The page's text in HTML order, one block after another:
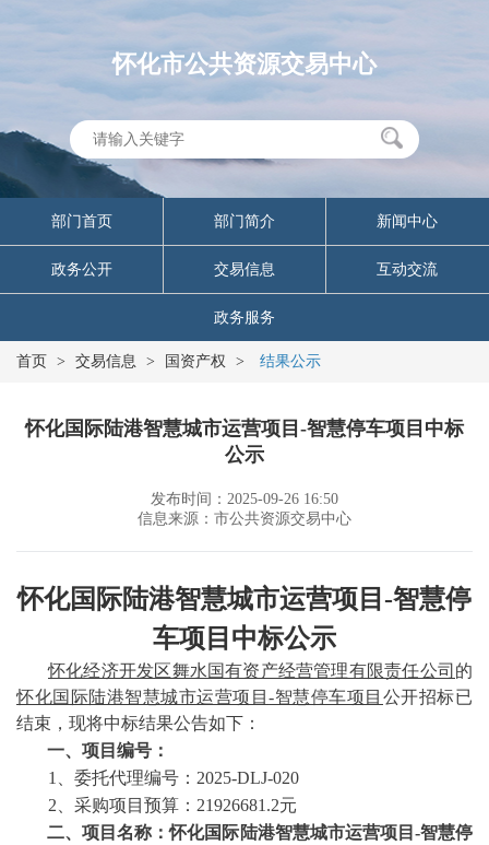
怀化市公共资源交易中心
部门首页 部门简介 新闻中心
政务公开 交易信息 互动交流
政务服务
首页 > 交易信息 > 国资产权 > 结果公示
怀化国际陆港智慧城市运营项目-智慧停车项目中标
公示
发布时间：2025-09-26 16:50
信息来源：市公共资源交易中心
怀化国际陆港智慧城市运营项目 -智慧停
车项目 中标公示
怀化经济开发区舞水国有资产经营管理有限责任公司 的
怀化国际陆港智慧城市运营项目-智慧停车项目 公开招标已
结束，现将中标结果公告如下：
一、项目编号：
1、委托代理编号：2025-DLJ-020
2、采购项目预算：21926681.2元
二、项目名称：怀化国际陆港智慧城市运营项目 -智慧停